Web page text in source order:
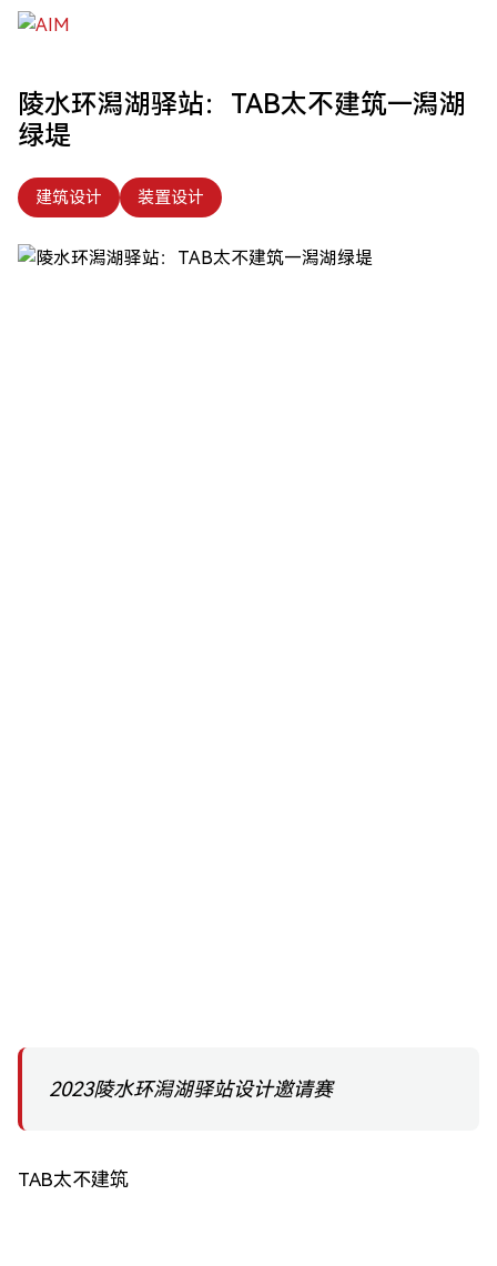
跳到主要内容
陵水环潟湖驿站：TAB太不建筑—潟湖
绿堤
建筑设计 装置设计
2023陵水环潟湖驿站设计邀请赛
TAB太不建筑